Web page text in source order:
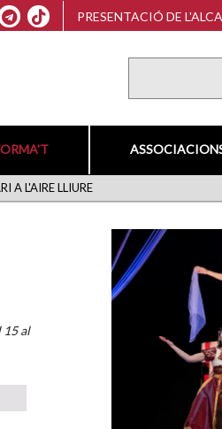
PRESENTACIÓ DE
A L'AIRE LLIURE
15 al